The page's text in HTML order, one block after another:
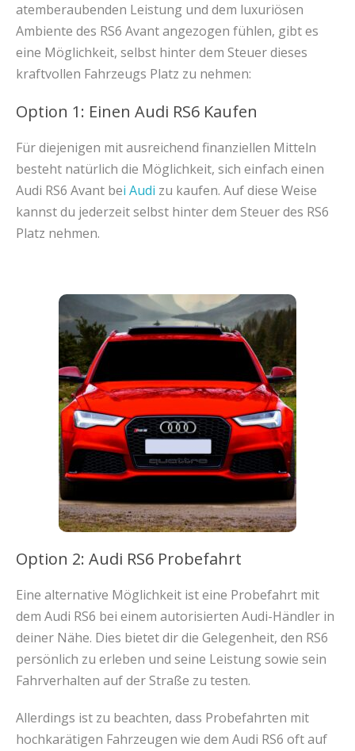
atemberaubenden Leistung und dem luxuriösen
Ambiente des RS6 Avant angezogen fühlen, gibt es
eine Möglichkeit, selbst hinter dem Steuer dieses
kraftvollen Fahrzeugs Platz zu nehmen:
Option 1: Einen Audi RS6 Kaufen
Für diejenigen mit ausreichend finanziellen Mitteln
besteht natürlich die Möglichkeit, sich einfach einen
Audi RS6 Avant bei Audi zu kaufen. Auf diese Weise
kannst du jederzeit selbst hinter dem Steuer des RS6
Platz nehmen.
Option 2: Audi RS6 Probefahrt
Eine alternative Möglichkeit ist eine Probefahrt mit
dem Audi RS6 bei einem autorisierten Audi-Händler in
deiner Nähe. Dies bietet dir die Gelegenheit, den RS6
persönlich zu erleben und seine Leistung sowie sein
Fahrverhalten auf der Straße zu testen.
Allerdings ist zu beachten, dass Probefahrten mit
hochkarätigen Fahrzeugen wie dem Audi RS6 oft auf